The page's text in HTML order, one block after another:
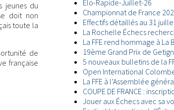
jeunes du
doit non
toute la
de
française